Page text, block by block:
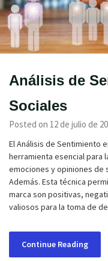
Análisis de
Sociales
Posted on 12 de julio de
El Análisis de Sentimiento
herramienta esencial para
emociones y opiniones de
Además. Esta técnica
marca son positivas,
valiosos para la toma de
Continue Reading